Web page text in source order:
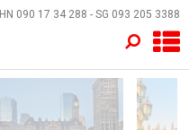
HN 090 17 34 288 - SG 093 205 3388
×